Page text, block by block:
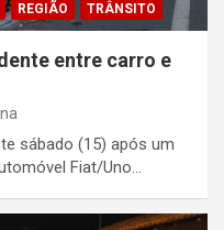
REGIÃO TRÂNSITO
entre carro e
sábado (15) após um
Fiat/Uno…